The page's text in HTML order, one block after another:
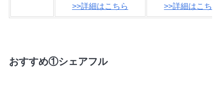
>>詳細はこちら >>詳細はこちら
おすすめ①シェアフル